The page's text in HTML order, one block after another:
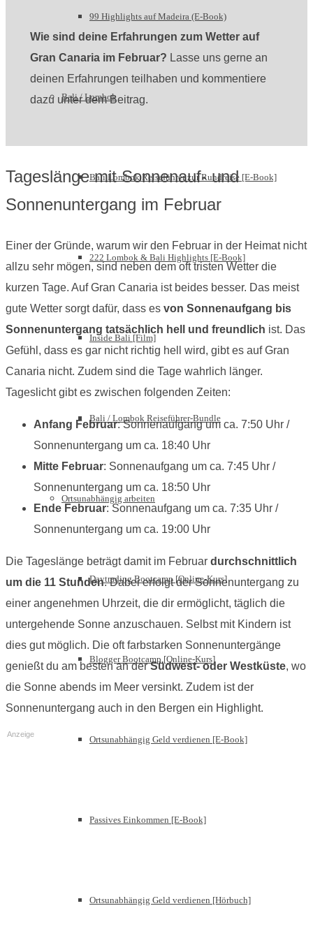
99 Highlights auf Madeira (E-Book)
Bali / Lombok
Bali Lombok Reiseführer zur Rundreise [E-Book]
222 Lombok & Bali Highlights [E-Book]
Inside Bali [Film]
Bali / Lombok Reiseführer-Bundle
Ortsunabhängig arbeiten
Daytrading Bootcamp [Online-Kurs]
Blogger Bootcamp [Online-Kurs]
Ortsunabhängig Geld verdienen [E-Book]
Passives Einkommen [E-Book]
Ortsunabhängig Geld verdienen [Hörbuch]
Wie sind deine Erfahrungen zum Wetter auf
Gran Canaria im Februar? Lasse uns gerne an
deinen Erfahrungen teilhaben und kommentiere
dazu unter dem Beitrag.
Tageslänge mit Sonnenauf- und
Sonnenuntergang im Februar
Einer der Gründe, warum wir den Februar in der Heimat nicht
allzu sehr mögen, sind neben dem oft tristen Wetter die
kurzen Tage. Auf Gran Canaria ist beides besser. Das meist
gute Wetter sorgt dafür, dass es von Sonnenaufgang bis
Sonnenuntergang tatsächlich hell und freundlich ist. Das
Gefühl, dass es gar nicht richtig hell wird, gibt es auf Gran
Canaria nicht. Zudem sind die Tage wahrlich länger.
Tageslicht gibt es zwischen folgenden Zeiten:
Anfang Februar: Sonnenaufgang um ca. 7:50 Uhr /
Sonnenuntergang um ca. 18:40 Uhr
Mitte Februar: Sonnenaufgang um ca. 7:45 Uhr /
Sonnenuntergang um ca. 18:50 Uhr
Ende Februar: Sonnenaufgang um ca. 7:35 Uhr /
Sonnenuntergang um ca. 19:00 Uhr
Die Tageslänge beträgt damit im Februar durchschnittlich
um die 11 Stunden. Dabei erfolgt der Sonnenuntergang zu
einer angenehmen Uhrzeit, die dir ermöglicht, täglich die
untergehende Sonne anzuschauen. Selbst mit Kindern ist
dies gut möglich. Die oft farbstarken Sonnenuntergänge
genießt du am besten an derSüdwest- oder Westküste, wo
die Sonne abends im Meer versinkt. Zudem ist der
Sonnenuntergang auch in den Bergen ein Highlight.
Anzeige